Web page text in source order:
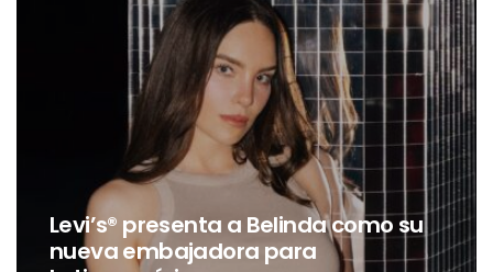
Destino Dos Equis 2026: La gran
celebración sonora que
transformará las noches de Boca